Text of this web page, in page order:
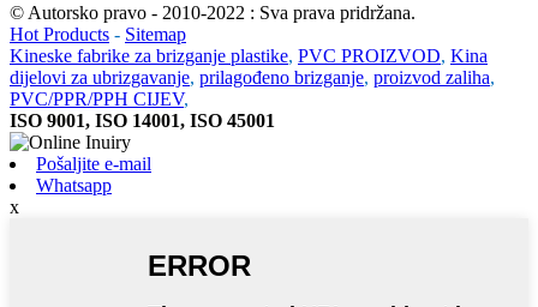
© Autorsko pravo - 2010-2022 : Sva prava pridržana.
Hot Products - Sitemap
Kineske fabrike za brizganje plastike, PVC PROIZVOD, Kina
dijelovi za ubrizgavanje, prilagođeno brizganje, proizvod zaliha,
PVC/PPR/PPH CIJEV,
ISO 9001, ISO 14001, ISO 45001
Pošaljite e-mail
Whatsapp
x